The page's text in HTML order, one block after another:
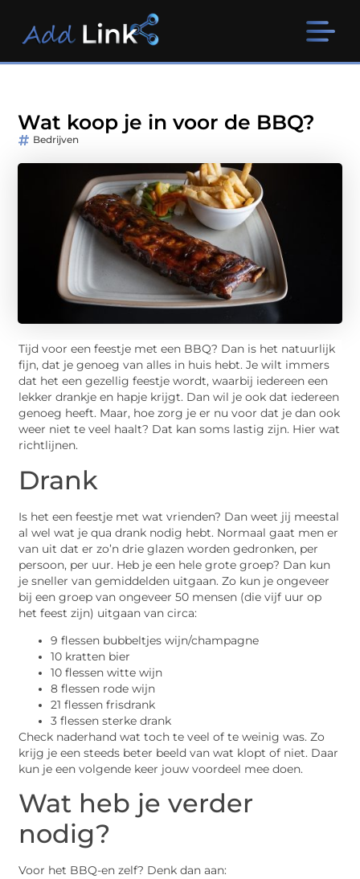
Wat koop je in voor de BBQ?
Bedrijven
Tijd voor een feestje met een BBQ? Dan is het natuurlijk
fijn, dat je genoeg van alles in huis hebt. Je wilt immers
dat het een gezellig feestje wordt, waarbij iedereen een
lekker drankje en hapje krijgt. Dan wil je ook dat iedereen
genoeg heeft. Maar, hoe zorg je er nu voor dat je dan ook
weer niet te veel haalt? Dat kan soms lastig zijn. Hier wat
richtlijnen.
Drank
Is het een feestje met wat vrienden? Dan weet jij meestal
al wel wat je qua drank nodig hebt. Normaal gaat men er
van uit dat er zo’n drie glazen worden gedronken, per
persoon, per uur. Heb je een hele grote groep? Dan kun
je sneller van gemiddelden uitgaan. Zo kun je ongeveer
bij een groep van ongeveer 50 mensen (die vijf uur op
het feest zijn) uitgaan van circa:
9 flessen bubbeltjes wijn/champagne
10 kratten bier
10 flessen witte wijn
8 flessen rode wijn
21 flessen frisdrank
3 flessen sterke drank
Check naderhand wat toch te veel of te weinig was. Zo
krijg je een steeds beter beeld van wat klopt of niet. Daar
kun je een volgende keer jouw voordeel mee doen.
Wat heb je verder
nodig?
Voor het BBQ-en zelf? Denk dan aan: